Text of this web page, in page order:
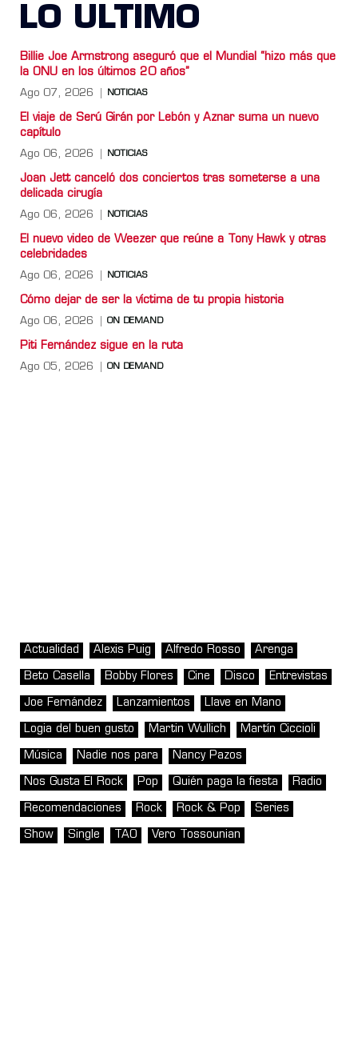
LO ULTIMO
Billie Joe Armstrong aseguró que el Mundial “hizo más que
la ONU en los últimos 20 años”
Ago 07, 2026 NOTICIAS
El viaje de Serú Girán por Lebón y Aznar suma un nuevo
capítulo
Ago 06, 2026 NOTICIAS
Joan Jett canceló dos conciertos tras someterse a una
delicada cirugía
Ago 06, 2026 NOTICIAS
El nuevo video de Weezer que reúne a Tony Hawk y otras
celebridades
Ago 06, 2026 NOTICIAS
Cómo dejar de ser la víctima de tu propia historia
Ago 06, 2026 ON DEMAND
Piti Fernández sigue en la ruta
Ago 05, 2026 ON DEMAND
Actualidad Alexis Puig Alfredo Rosso Arenga
Beto Casella Bobby Flores Cine Disco Entrevistas
Joe Fernández Lanzamientos Llave en Mano
Logia del buen gusto Martin Wullich Martín Ciccioli
Música Nadie nos para Nancy Pazos
Nos Gusta El Rock Pop Quién paga la fiesta Radio
Recomendaciones Rock Rock & Pop Series
Show Single TAO Vero Tossounian